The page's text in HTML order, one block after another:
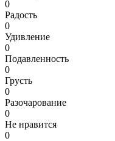
0
Радость
0
Удивление
0
Подавленность
0
Грусть
0
Разочарование
0
Не нравится
0